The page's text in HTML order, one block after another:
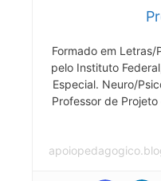
Formado em
pelo Instituto
Especial. Neuro/
Professor de